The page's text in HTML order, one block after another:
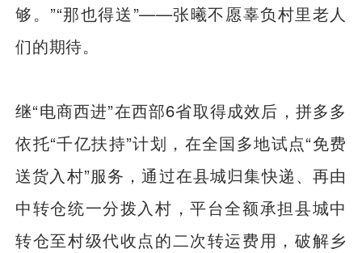
够。”“那也得送”——张曦不愿辜负村里老人
们的期待。
继“电商西进”在西部6省取得成效后，拼多多
依托“千亿扶持”计划，在全国多地试点“免费
送货入村”服务，通过在县城归集快递、再由
中转仓统一分拨入村，平台全额承担县城中
转仓至村级代收点的二次转运费用，破解乡